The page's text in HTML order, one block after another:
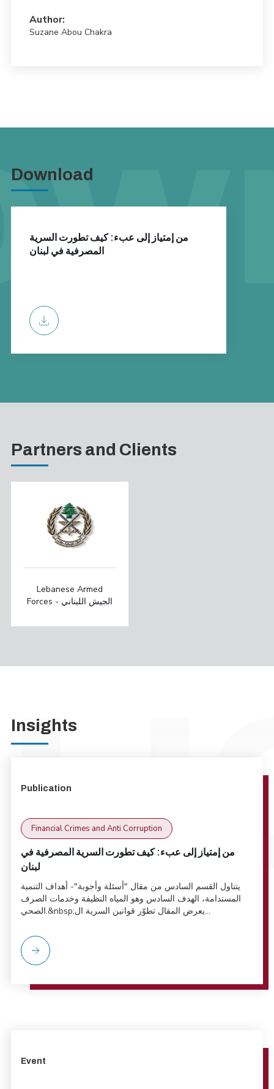
Author:
Suzane Abou Chakra
Download
من إمتياز إلى عبء: كيف تطورت السرية
المصرفية في لبنان
Partners and Clients
Lebanese Armed
Forces - الجيش اللبناني
Insights
Publication
Financial Crimes and Anti Corruption
من إمتياز إلى عبء: كيف تطورت السرية المصرفية في
لبنان
يتناول القسم السادس من مقال "أسئلة وأجوبة"- أهداف التنمية
المستدامة، الهدف السادس وهو المياه النظيفة وخدمات الصرف
الصحي.&nbsp;يعرض المقال تطوّر قوانين السرية ال...
Event